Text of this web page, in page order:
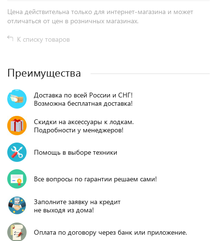
Цена действительна только для интернет-магазина и может
отличаться от цен в розничных магазинах.
К списку товаров
Преимущества
Доставка по всей России и СНГ!
Возможна бесплатная доставка!
Скидки на аксессуары к лодкам.
Подробности у менеджеров!
Помощь в выборе техники
Все вопросы по гарантии решаем сами!
Заполните заявку на кредит
не выходя из дома!
Оплата по договору через банк или приложение.